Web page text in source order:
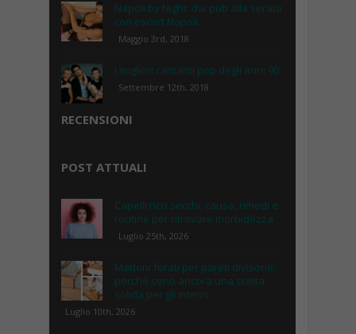
Napoli by Night: dai pub alla serata
con escort Napoli.
Maggio 3rd, 2018
I migliori cantanti pop degli anni 90
Settembre 12th, 2018
RECENSIONI
POST ATTUALI
Capelli ricci secchi: cause, rimedi e
routine per ritrovare morbidezza
Luglio 25th, 2026
Mattoni forati per pareti divisorie:
perché sono ancora una scelta
solida per gli interni
Luglio 10th, 2026